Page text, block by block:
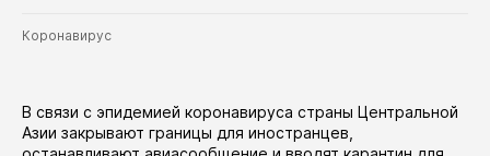
Коронавирус
В связи с эпидемией коронавируса страны Центральной
Азии закрывают границы для иностранцев,